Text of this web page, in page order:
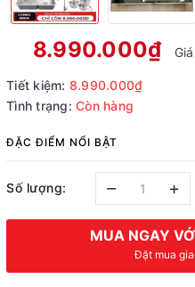
8.990.000₫
Tiết kiệm: 8.990.000₫
Tình trạng: Còn hàng
ĐẶC ĐIỂM NỔI BẬT
Số lượng: – +
MUA NGAY
Đặt mua